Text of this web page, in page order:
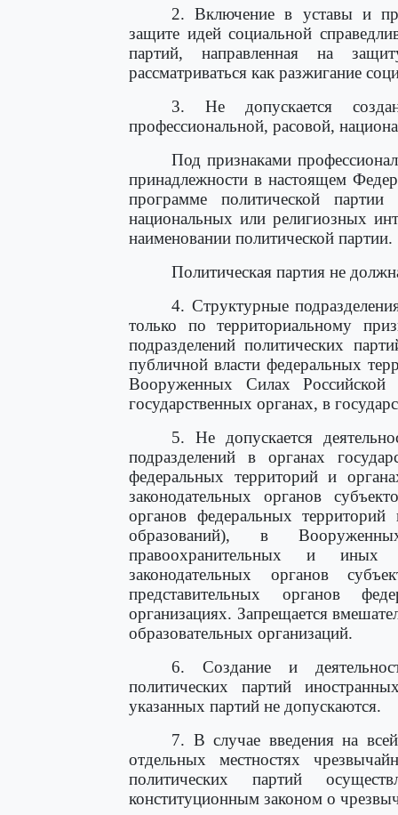
2. Включение в уставы и
защите идей социальной
партий, направленная на
рассматриваться как разжигание
3. Не допускается
профессиональной, расовой,
Под признаками
принадлежности в настоящем
программе политической
национальных или религиозных
наименовании политической партии.
Политическая партия не
4. Структурные
только по территориальному
подразделений политических
публичной власти федеральных
Вооруженных Силах
государственных органах, в
5. Не допускается
подразделений в органах
федеральных территорий и
законодательных органов
органов федеральных
образований), в
правоохранительных и иных
законодательных органов
представительных органов
организациях. Запрещается
образовательных организаций.
6. Создание и
политических партий
указанных партий не допускаются.
7. В случае введения на
отдельных местностях
политических партий
конституционным законом о